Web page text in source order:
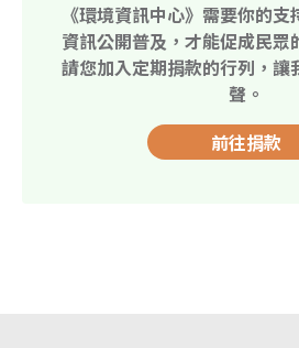
《環境資訊中心》需要你的
資訊公開普及，才能促成民眾
請您加入定期捐款的行列，讓
聲。
前往捐款